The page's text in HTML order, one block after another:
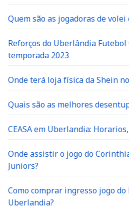
Quem são as jogadoras de volei
Reforços do Uberlândia
temporada 2023
Onde terá loja física da Shein
Quais são as melhores
CEASA em Uberlandia:
Onde assistir o jogo do
Juniors?
Como comprar ingresso jogo
Uberlandia?